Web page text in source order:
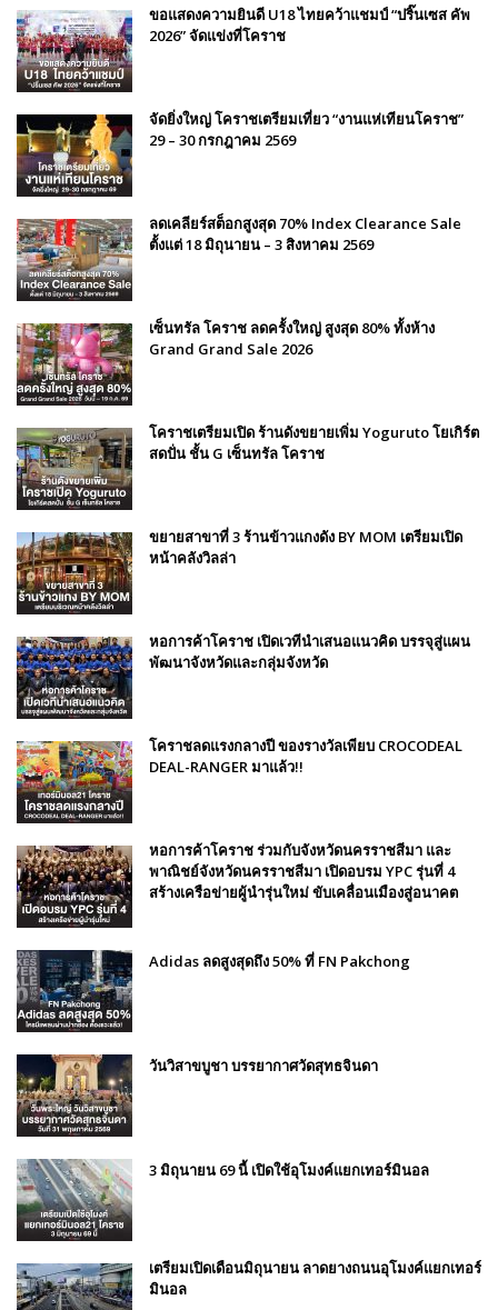
ขอแสดงความยินดี U18 ไทยคว้าแชมป์ “ปริ๊นเซส คัพ
2026” จัดแข่งที่โคราช
จัดยิ่งใหญ่ โคราชเตรียมเที่ยว “งานแห่เทียนโคราช”
29 – 30 กรกฎาคม 2569
ลดเคลียร์สต็อกสูงสุด 70% Index Clearance Sale
ตั้งแต่ 18 มิถุนายน – 3 สิงหาคม 2569
เซ็นทรัล โคราช ลดครั้งใหญ่ สูงสุด 80% ทั้งห้าง
Grand Grand Sale 2026
โคราชเตรียมเปิด ร้านดังขยายเพิ่ม Yoguruto โยเกิร์ต
สดปั่น ชั้น G เซ็นทรัล โคราช
ขยายสาขาที่ 3 ร้านข้าวแกงดัง BY MOM เตรียมเปิด
หน้าคลังวิลล่า
หอการค้าโคราช เปิดเวทีนำเสนอแนวคิด บรรจุสู่แผน
พัฒนาจังหวัดและกลุ่มจังหวัด
โคราชลดแรงกลางปี ของรางวัลเพียบ CROCODEAL
DEAL-RANGER มาแล้ว!!
หอการค้าโคราช ร่วมกับจังหวัดนครราชสีมา และ
พาณิชย์จังหวัดนครราชสีมา เปิดอบรม YPC รุ่นที่ 4
สร้างเครือข่ายผู้นำรุ่นใหม่ ขับเคลื่อนเมืองสู่อนาคต
Adidas ลดสูงสุดถึง 50% ที่ FN Pakchong
วันวิสาขบูชา บรรยากาศวัดสุทธจินดา
3 มิถุนายน 69 นี้ เปิดใช้อุโมงค์แยกเทอร์มินอล
เตรียมเปิดเดือนมิถุนายน ลาดยางถนนอุโมงค์แยกเทอร์
มินอล